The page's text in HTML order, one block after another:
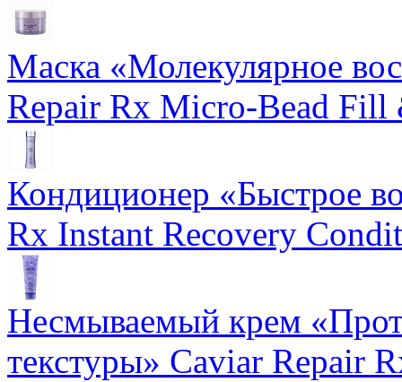
Маска «Молекулярное
Repair Rx Micro-Bead Fill
Кондиционер «Быстрое
Rx Instant Recovery
Несмываемый крем
текстуры» Caviar Repair